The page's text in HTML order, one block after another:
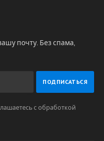
почту. Без спама,
с обработкой